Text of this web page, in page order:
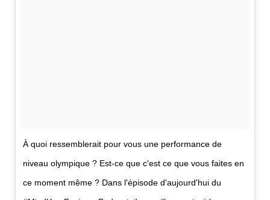
À quoi ressemblerait pour vous une performance de
niveau olympique ? Est-ce que c'est ce que vous faites en
ce moment même ? Dans l'épisode d'aujourd'hui du